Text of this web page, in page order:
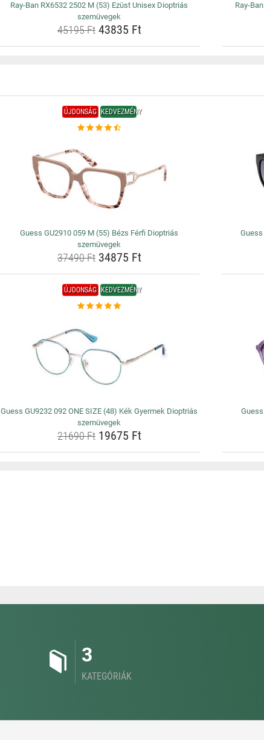
Ray-Ban RX6532 2502 M (53) Ezüst Unisex Dioptriás
szemüvegek
45195 Ft43835 Ft
Ray-
ÚJDONSÁG KEDVEZMÉNY
Guess GU2910 059 M (55) Bézs Férfi Dioptriás
szemüvegek
37490 Ft34875 Ft
Guess
ÚJDONSÁG KEDVEZMÉNY
Guess GU9232 092 ONE SIZE (48) Kék Gyermek Dioptriás
szemüvegek
21690 Ft19675 Ft
3
KATEGÓRIÁK